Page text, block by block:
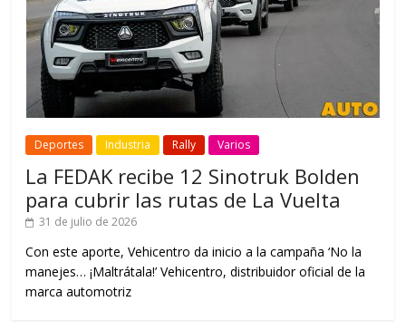
Deportes Industria Rally Varios
La FEDAK recibe 12 Sinotruk Bolden
para cubrir las rutas de La Vuelta
31 de julio de 2026
Con este aporte, Vehicentro da inicio a la campaña ‘No la
manejes… ¡Maltrátala!’ Vehicentro, distribuidor oficial de la
marca automotriz